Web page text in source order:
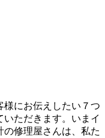
様にお伝えしたい７つ
ただきます。いまイ
の修理屋さんは、私た